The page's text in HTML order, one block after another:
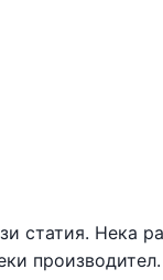
статия. Нека